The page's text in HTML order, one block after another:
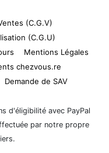
(C.G.V)
(C.G.U)
Mentions Légales
chezvous.re
Demande de SAV
d'éligibilité avec PayPal
par notre propre